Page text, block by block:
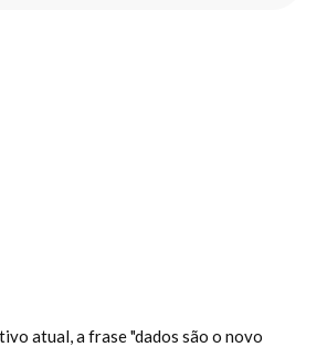
atual, a frase "dados são o novo